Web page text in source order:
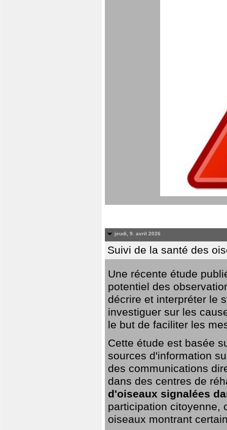
jeudi, 9. avril 2026
Suivi de la santé des
Une récente étude
potentiel des
décrire et interpréter le
investiguer sur les
le but de faciliter les
Cette étude est basée
sources d'information
des communications
dans des centres de
d'oiseaux signalées
participation citoyenne,
oiseaux montrant